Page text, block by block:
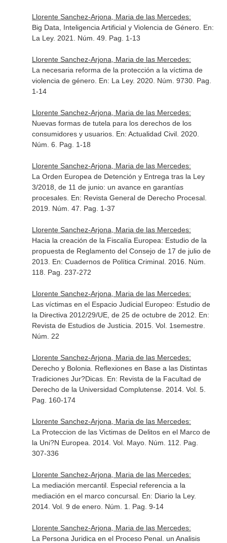
Llorente Sanchez-Arjona, Maria de las Mercedes:
Big Data, Inteligencia Artificial y Violencia de Género. En:
La Ley. 2021. Núm. 49. Pag. 1-13
Llorente Sanchez-Arjona, Maria de las Mercedes:
La necesaria reforma de la protección a la víctima de
violencia de género. En: La Ley. 2020. Núm. 9730. Pag.
1-14
Llorente Sanchez-Arjona, Maria de las Mercedes:
Nuevas formas de tutela para los derechos de los
consumidores y usuarios. En: Actualidad Civil. 2020.
Núm. 6. Pag. 1-18
Llorente Sanchez-Arjona, Maria de las Mercedes:
La Orden Europea de Detención y Entrega tras la Ley
3/2018, de 11 de junio: un avance en garantías
procesales. En: Revista General de Derecho Procesal.
2019. Núm. 47. Pag. 1-37
Llorente Sanchez-Arjona, Maria de las Mercedes:
Hacia la creación de la Fiscalía Europea: Estudio de la
propuesta de Reglamento del Consejo de 17 de julio de
2013. En: Cuadernos de Política Criminal. 2016. Núm.
118. Pag. 237-272
Llorente Sanchez-Arjona, Maria de las Mercedes:
Las víctimas en el Espacio Judicial Europeo: Estudio de
la Directiva 2012/29/UE, de 25 de octubre de 2012. En:
Revista de Estudios de Justicia . 2015. Vol. 1semestre.
Núm. 22
Llorente Sanchez-Arjona, Maria de las Mercedes:
Derecho y Bolonia. Reflexiones en Base a las Distintas
Tradiciones Jur?Dicas. En: Revista de la Facultad de
Derecho de la Universidad Complutense. 2014. Vol. 5.
Pag. 160-174
Llorente Sanchez-Arjona, Maria de las Mercedes:
La Proteccion de las Victimas de Delitos en el Marco de
la Uni?N Europea. 2014. Vol. Mayo. Núm. 112. Pag.
307-336
Llorente Sanchez-Arjona, Maria de las Mercedes:
La mediación mercantil. Especial referencia a la
mediación en el marco concursal. En: Diario la Ley.
2014. Vol. 9 de enero. Núm. 1. Pag. 9-14
Llorente Sanchez-Arjona, Maria de las Mercedes:
La Persona Juridica en el Proceso Penal. un Analisis